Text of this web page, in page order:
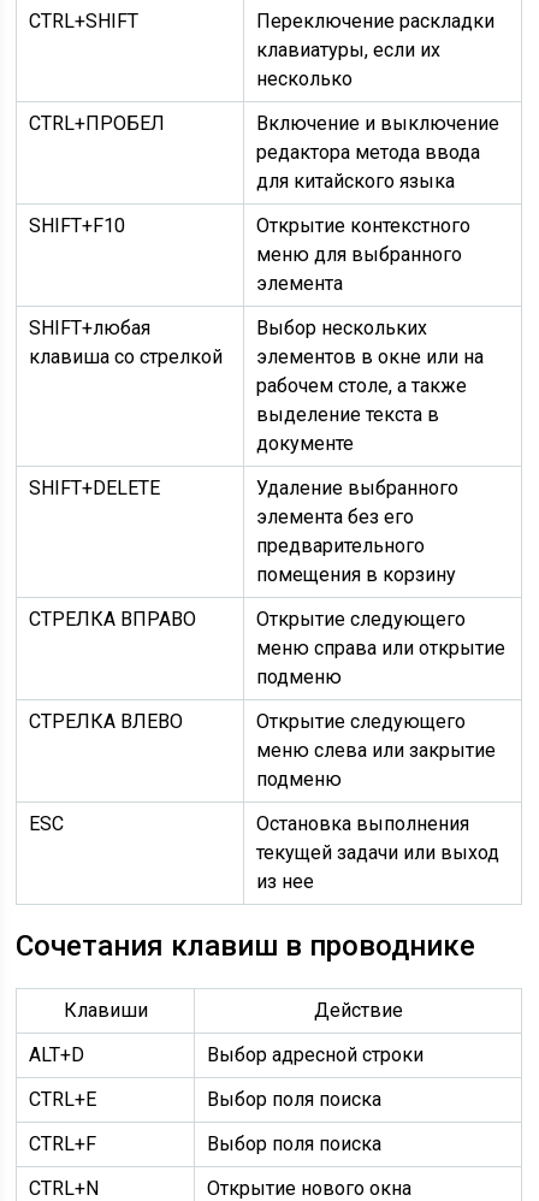
CTRL+SHIFT
Переключение раскладки
клавиатуры, если их
несколько
CTRL+ПРОБЕЛ
Включение и выключение
редактора метода ввода
для китайского языка
SHIFT+F10
Открытие контекстного
меню для выбранного
элемента
SHIFT+любая
клавиша со стрелкой
Выбор нескольких
элементов в окне или на
рабочем столе, а также
выделение текста в
документе
SHIFT+DELETE
Удаление выбранного
элемента без его
предварительного
помещения в корзину
СТРЕЛКА ВПРАВО
Открытие следующего
меню справа или открытие
подменю
СТРЕЛКА ВЛЕВО
Открытие следующего
меню слева или закрытие
подменю
ESC
Остановка выполнения
текущей задачи или выход
из нее
Сочетания клавиш в проводнике
Клавиши
Действие
ALT+D
Выбор адресной строки
CTRL+E
Выбор поля поиска
CTRL+F
Выбор поля поиска
CTRL+N
Открытие нового окна